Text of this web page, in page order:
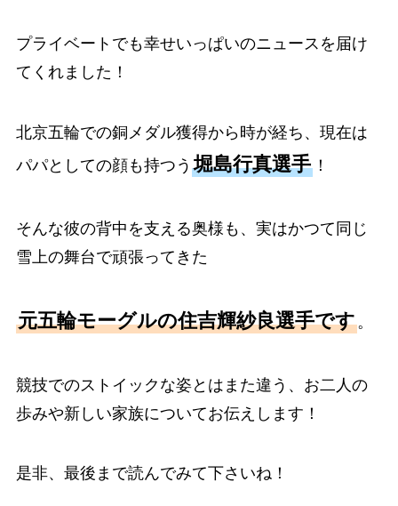
プライベートでも幸せいっぱいのニュースを届け
てくれました！
北京五輪での銅メダル獲得から時が経ち、現在は
パパとしての顔も持つう 堀島行真選手！
そんな彼の背中を支える奥様も、実はかつて同じ
雪上の舞台で頑張ってきた
元五輪モーグルの住吉輝紗良選手です。
競技でのストイックな姿とはまた違う、お二人の
歩みや新しい家族についてお伝えします！
是非、最後まで読んでみて下さいね！